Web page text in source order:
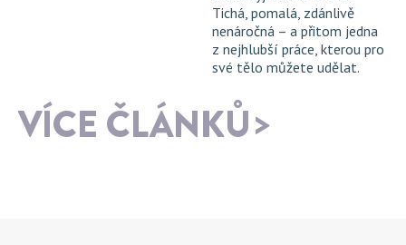
Tichá, pomalá, zdánlivě
nenáročná – a přitom jedna
z nejhlubší práce, kterou pro
své tělo můžete udělat.
VÍCE ČLÁNKŮ